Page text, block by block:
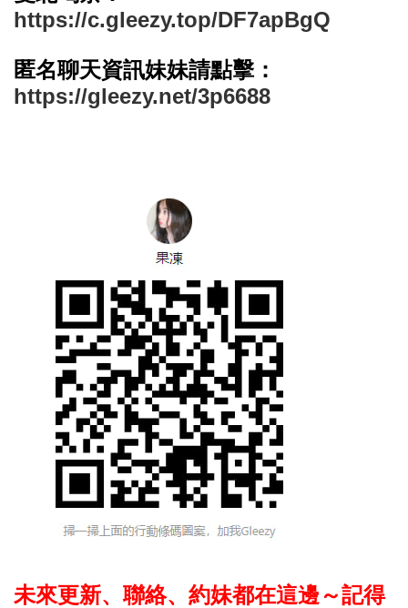
https://c.gleezy.top/DF7apBgQ
匿名聊天資訊妹妹請點擊：
https://gleezy.net/3p6688
未來更新、聯絡、約妹都在這邊～記得